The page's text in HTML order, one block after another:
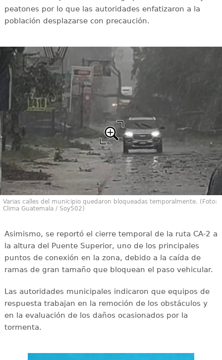
peatones por lo que las autoridades enfatizaron a la
población desplazarse con precaución.
Varias calles del municipio quedaron bloqueadas temporalmente. (Foto:
Clima Guatemala / Soy502)
Asimismo, se reportó el cierre temporal de la ruta CA-2 a
la altura del Puente Superior, uno de los principales
puntos de conexión en la zona, debido a la caída de
ramas de gran tamaño que bloquean el paso vehicular.
Las autoridades municipales indicaron que equipos de
respuesta trabajan en la remoción de los obstáculos y
en la evaluación de los daños ocasionados por la
tormenta.